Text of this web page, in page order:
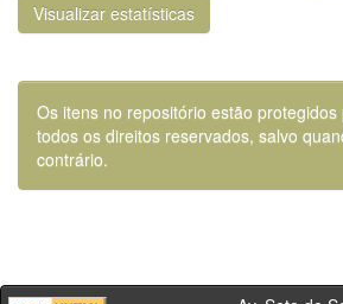
Visualizar estatísticas
Os itens no repositório estão
todos os direitos reservados, salvo
contrário.